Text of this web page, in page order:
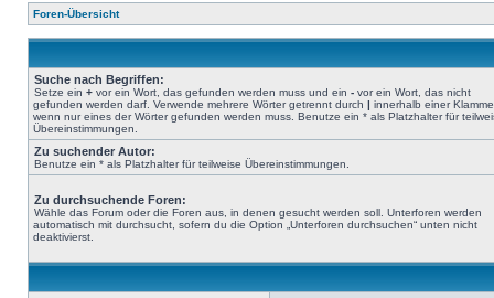
Foren-Übersicht
Suche nach Begriffen:
Setze ein + vor ein Wort, das gefunden werden muss und ein - vor ein Wort, das nicht
gefunden werden darf. Verwende mehrere Wörter getrennt durch | innerhalb einer
wenn nur eines der Wörter gefunden werden muss. Benutze ein * als Platzhalter für
Übereinstimmungen.
Zu suchender Autor:
Benutze ein * als Platzhalter für teilweise Übereinstimmungen.
Zu durchsuchende Foren:
Wähle das Forum oder die Foren aus, in denen gesucht werden soll. Unterforen werden
automatisch mit durchsucht, sofern du die Option „Unterforen durchsuchen“ unten nicht
deaktivierst.